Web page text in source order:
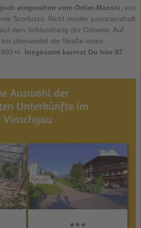
eingerahmt vom Ortler-Massiv, von
Scorluzzo. Nicht minder panoramahaft
dem Schlusshang der Ostseite. Auf
überwindet die Straße einen
m. Insgesamt kannst Du hier 87
Auswahl der
Unterkünfte im
Vinschgau